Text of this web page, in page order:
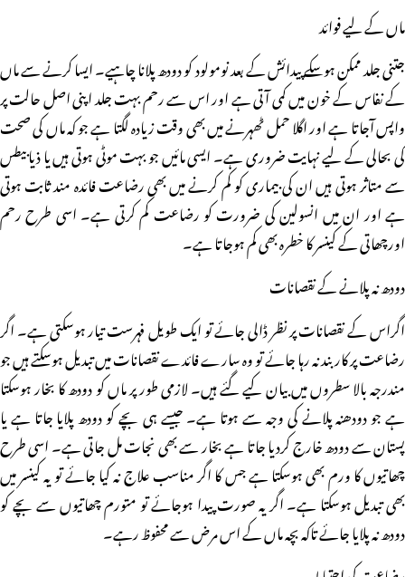
ماں کے لیے فوائد
جتنی جلد ممکن ہوسکے پیدائش کے بعد نومولود کو دودھ پلانا چاہیے۔ ایسا کرنے سے ماں
کے نفاس کے خون میں کمی آتی ہے اور اس سے رحم بہت جلد اپنی اصل حالت پر
واپس آجاتا ہے اور اگلا حمل ٹھہرنے میں بھی وقت زیادہ لگتا ہے جو کہ ماں کی صحت
کی بحالی کے لیے نہایت ضروری ہے۔ ایسی مائیں جو بہت موٹی ہوتی ہیں یا ذیابیطس
سے متاثر ہوتی ہیں ان کی بیماری کو کم کرنے میں بھی رضاعت فائدہ مند ثابت ہوتی
ہے اور ان میں انسولین کی ضرورت کو رضاعت کم کرتی ہے۔ اسی طرح رحم
اورچھاتی کے کینسر کا خطرہ بھی کم ہوجاتا ہے۔
دودھ نہ پلانے کے نقصانات
اگراس کے نقصانات پر نظر ڈالی جائے تو ایک طویل فہرست تیار ہوسکتی ہے۔ اگر
رضاعت پر کاربند نہ رہا جائے تو وہ سارے فائدے نقصانات میں تبدیل ہوسکتے ہیں جو
مندرجہ بالا سطروں میں بیان کیے گئے ہیں۔ لازمی طور پر ماں کو دودھ کا بخار ہوسکتا
ہے جو دودھنہ پلانے کی وجہ سے ہوتا ہے۔ جیسے ہی بچے کو دودھ پلایا جاتا ہے یا
پستان سے دودھ خارج کردیا جاتا ہے بخار سے بھی نجات مل جاتی ہے۔ اسی طرح
چھاتیوں کا ورم بھی ہوسکتا ہے جس کا اگر مناسب علاج نہ کیا جائے تو یہ کینسر میں
بھی تبدیل ہوسکتا ہے۔ اگر یہ صورت پیدا ہوجائے تو متورم چھاتیوں سے بچے کو
دودھ نہ پلایا جائے تاکہ بچہ ماں کے اس مرض سے محفوظ رہے۔